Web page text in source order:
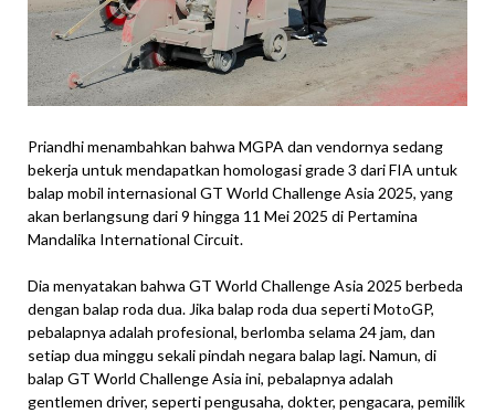
Priandhi menambahkan bahwa MGPA dan vendornya sedang
bekerja untuk mendapatkan homologasi grade 3 dari FIA untuk
balap mobil internasional GT World Challenge Asia 2025, yang
akan berlangsung dari 9 hingga 11 Mei 2025 di Pertamina
Mandalika International Circuit.
Dia menyatakan bahwa GT World Challenge Asia 2025 berbeda
dengan balap roda dua. Jika balap roda dua seperti MotoGP,
pebalapnya adalah profesional, berlomba selama 24 jam, dan
setiap dua minggu sekali pindah negara balap lagi. Namun, di
balap GT World Challenge Asia ini, pebalapnya adalah
gentlemen driver, seperti pengusaha, dokter, pengacara, pemilik